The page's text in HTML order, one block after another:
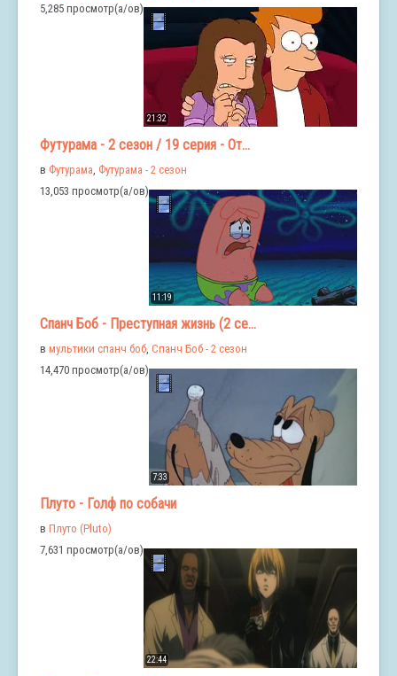
5,285 просмотр(а/ов)
21:32
Футурама - 2 сезон / 19 серия - От...
в Футурама Футурама - 2 сезон
13,053 просмотр(а/ов)
11:19
Спанч Боб - Преступная жизнь (2 се...
в мультики спанч боб, Спанч Боб - 2 сезон
14,470 просмотр(а/ов)
7:33
Плуто - Голф по собачи
в Плуто (Pluto)
7,631 просмотр(а/ов)
22:44